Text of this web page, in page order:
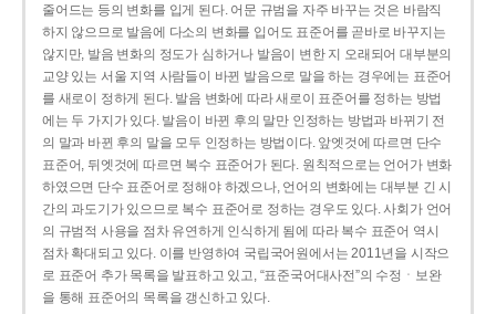
줄어드는 등의 변화를 입게 된다. 어문 규범을 자주 바꾸는 것은 바람직
하지 않으므로 발음에 다소의 변화를 입어도 표준어를 곧바로 바꾸지는
않지만, 발음 변화의 정도가 심하거나 발음이 변한 지 오래되어 대부분의
교양 있는 서울 지역 사람들이 바뀐 발음으로 말을 하는 경우에는 표준어
를 새로이 정하게 된다. 발음 변화에 따라 새로이 표준어를 정하는 방법
에는 두 가지가 있다. 발음이 바뀐 후의 말만 인정하는 방법과 바뀌기 전
의 말과 바뀐 후의 말을 모두 인정하는 방법이다. 앞엣것에 따르면 단수
표준어, 뒤엣것에 따르면 복수 표준어가 된다. 원칙적으로는 언어가 변화
하였으면 단수 표준어로 정해야 하겠으나, 언어의 변화에는 대부분 긴 시
간의 과도기가 있으므로 복수 표준어로 정하는 경우도 있다. 사회가 언어
의 규범적 사용을 점차 유연하게 인식하게 됨에 따라 복수 표준어 역시
점차 확대되고 있다. 이를 반영하여 국립국어원에서는 2011년을 시작으
로 표준어 추가 목록을 발표하고 있고, “표준국어대사전”의 수정ㆍ보완
을 통해 표준어의 목록을 갱신하고 있다.